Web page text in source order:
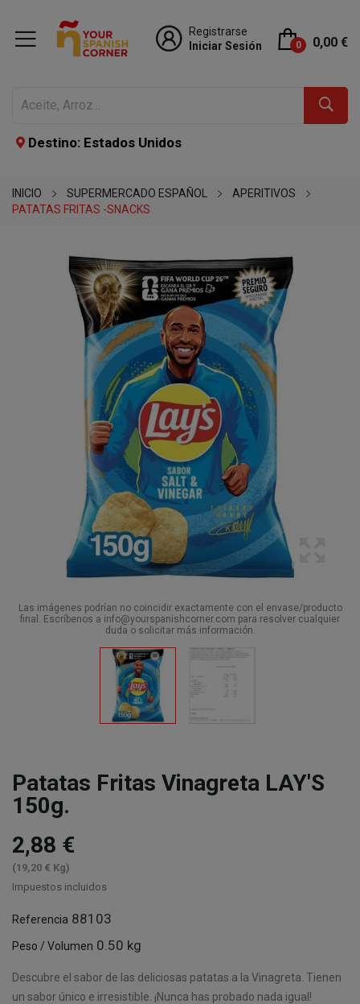
Registrarse
Iniciar Sesión
0 0,00 €
Destino: Estados Unidos
INICIO SUPERMERCADO ESPAÑOL
APERITIVOS
PATATAS FRITAS -SNACKS
Las imágenes podrían no coincidir exactamente con el envase/producto
final. Escríbenos a info@yourspanishcorner.com para resolver cualquier
duda o solicitar más información.
Patatas Fritas Vinagreta LAY'S
150g.
2,88 €
(19,20 € Kg)
Impuestos incluidos
Referencia 88103
Peso / Volumen 0.50 kg
Descubre el sabor de las deliciosas patatas a la Vinagreta. Tienen
un sabor único e irresistible. ¡Nunca has probado nada igual!